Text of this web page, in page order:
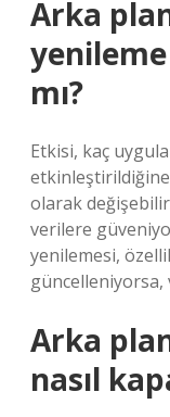
Arka
mı?
Etkisi, kaç
etkinleştirildiğine
olarak
verilere
yenilemesi,
güncelleniyorsa,
Arka
nasıl